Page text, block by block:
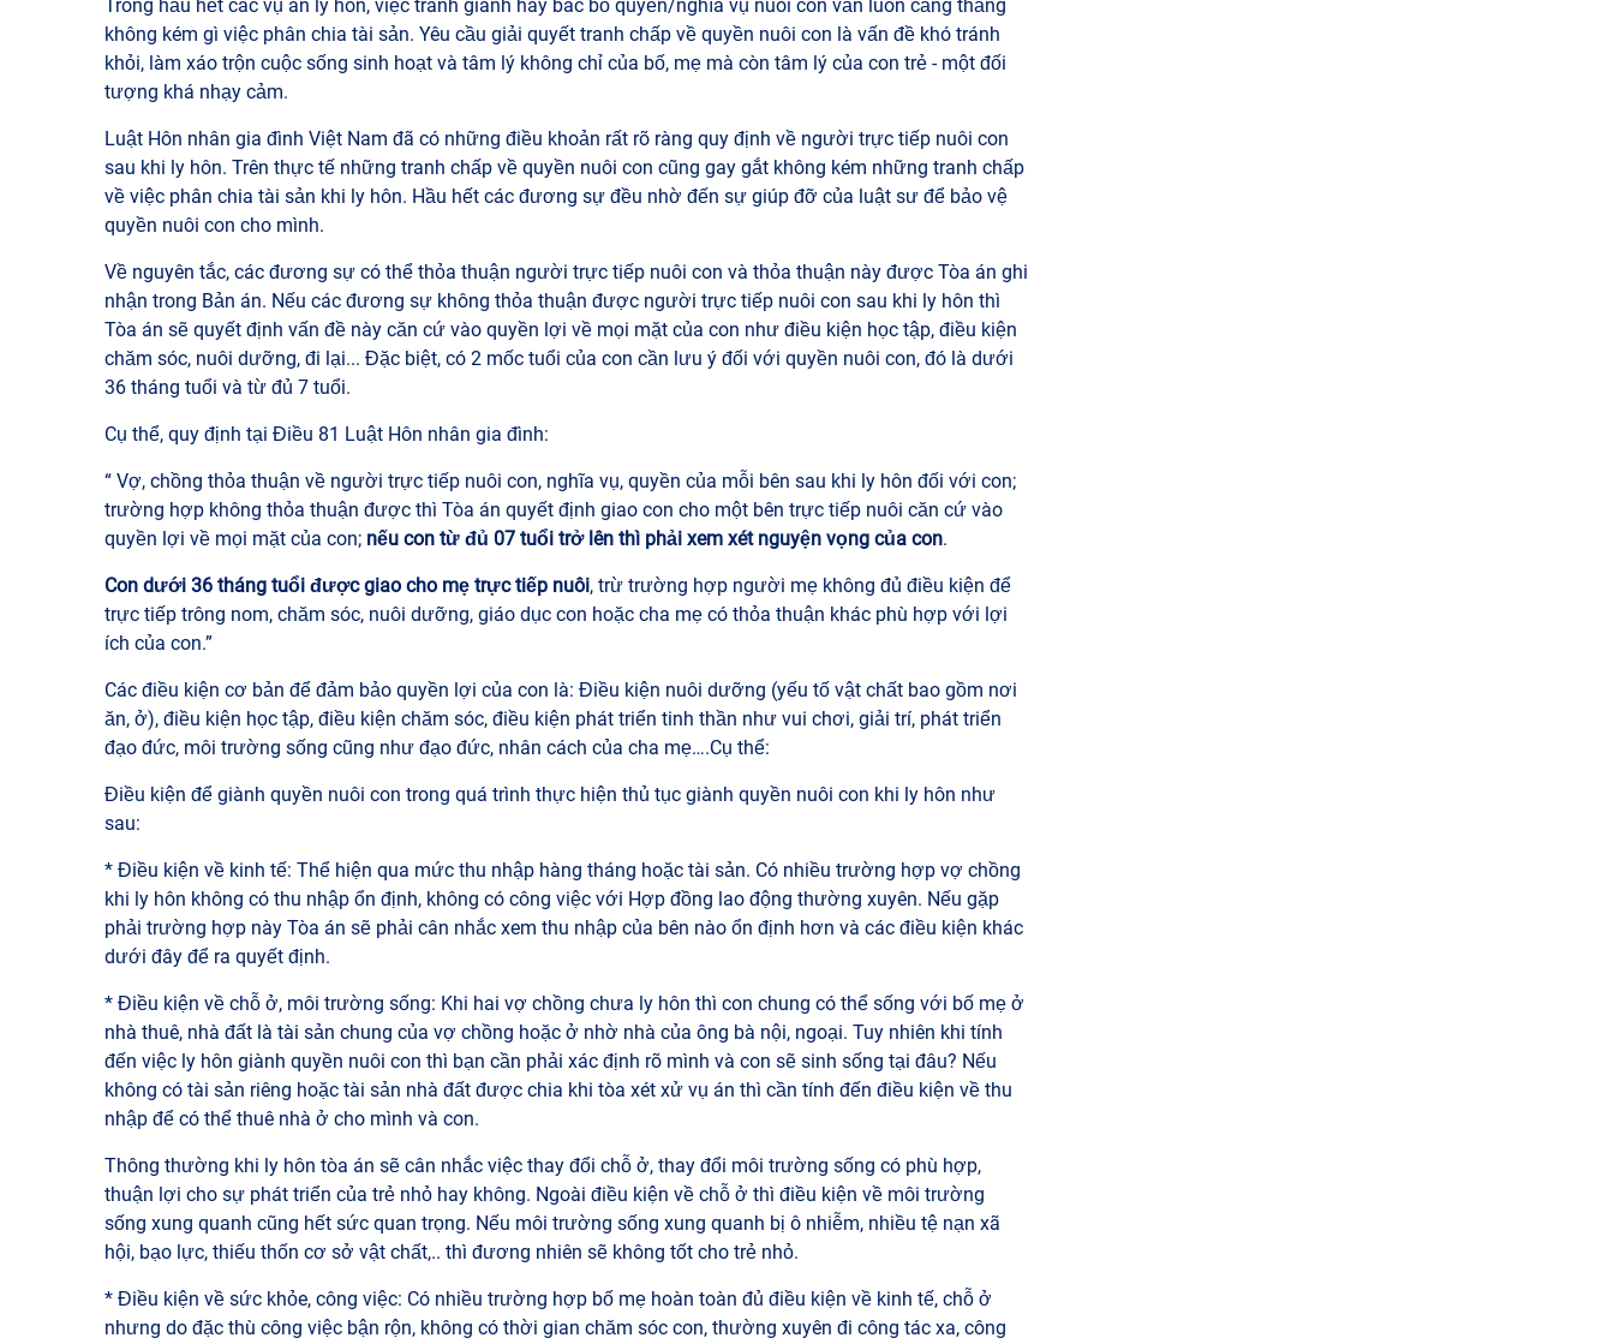
Trong hầu hết các vụ án ly hôn, việc tranh giành hay bác bỏ quyền/nghĩa vụ nuôi con vẫn luôn căng thẳng
không kém gì việc phân chia tài sản. Yêu cầu giải quyết tranh chấp về quyền nuôi con là vấn đề khó tránh
khỏi, làm xáo trộn cuộc sống sinh hoạt và tâm lý không chỉ của bố, mẹ mà còn tâm lý của con trẻ - một đối
tượng khá nhạy cảm.
Luật Hôn nhân gia đình Việt Nam đã có những điều khoản rất rõ ràng quy định về người trực tiếp nuôi con
sau khi ly hôn. Trên thực tế những tranh chấp về quyền nuôi con cũng gay gắt không kém những tranh chấp
về việc phân chia tài sản khi ly hôn. Hầu hết các đương sự đều nhờ đến sự giúp đỡ của luật sư để bảo vệ
quyền nuôi con cho mình.
Về nguyên tắc, các đương sự có thể thỏa thuận người trực tiếp nuôi con và thỏa thuận này được Tòa án ghi
nhận trong Bản án. Nếu các đương sự không thỏa thuận được người trực tiếp nuôi con sau khi ly hôn thì
Tòa án sẽ quyết định vấn đề này căn cứ vào quyền lợi về mọi mặt của con như điều kiện học tập, điều kiện
chăm sóc, nuôi dưỡng, đi lại... Đặc biệt, có 2 mốc tuổi của con cần lưu ý đối với quyền nuôi con, đó là dưới
36 tháng tuổi và từ đủ 7 tuổi.
Cụ thể, quy định tại Điều 81 Luật Hôn nhân gia đình:
“ Vợ, chồng thỏa thuận về người trực tiếp nuôi con, nghĩa vụ, quyền của mỗi bên sau khi ly hôn đối với con;
trường hợp không thỏa thuận được thì Tòa án quyết định giao con cho một bên trực tiếp nuôi căn cứ vào
quyền lợi về mọi mặt của con; nếu con từ đủ 07 tuổi trở lên thì phải xem xét nguyện vọng của con.
Con dưới 36 tháng tuổi được giao cho mẹ trực tiếp nuôi, trừ trường hợp người mẹ không đủ điều kiện để
trực tiếp trông nom, chăm sóc, nuôi dưỡng, giáo dục con hoặc cha mẹ có thỏa thuận khác phù hợp với lợi
ích của con.”
Các điều kiện cơ bản để đảm bảo quyền lợi của con là: Điều kiện nuôi dưỡng (yếu tố vật chất bao gồm nơi
ăn, ở), điều kiện học tập, điều kiện chăm sóc, điều kiện phát triển tinh thần như vui chơi, giải trí, phát triển
đạo đức, môi trường sống cũng như đạo đức, nhân cách của cha mẹ….Cụ thể:
Điều kiện để giành quyền nuôi con trong quá trình thực hiện thủ tục giành quyền nuôi con khi ly hôn như
sau:
* Điều kiện về kinh tế: Thể hiện qua mức thu nhập hàng tháng hoặc tài sản. Có nhiều trường hợp vợ chồng
khi ly hôn không có thu nhập ổn định, không có công việc với Hợp đồng lao động thường xuyên. Nếu gặp
phải trường hợp này Tòa án sẽ phải cân nhắc xem thu nhập của bên nào ổn định hơn và các điều kiện khác
dưới đây để ra quyết định.
* Điều kiện về chỗ ở, môi trường sống: Khi hai vợ chồng chưa ly hôn thì con chung có thể sống với bố mẹ ở
nhà thuê, nhà đất là tài sản chung của vợ chồng hoặc ở nhờ nhà của ông bà nội, ngoại. Tuy nhiên khi tính
đến việc ly hôn giành quyền nuôi con thì bạn cần phải xác định rõ mình và con sẽ sinh sống tại đâu? Nếu
không có tài sản riêng hoặc tài sản nhà đất được chia khi tòa xét xử vụ án thì cần tính đến điều kiện về thu
nhập để có thể thuê nhà ở cho mình và con.
Thông thường khi ly hôn tòa án sẽ cân nhắc việc thay đổi chỗ ở, thay đổi môi trường sống có phù hợp,
thuận lợi cho sự phát triển của trẻ nhỏ hay không. Ngoài điều kiện về chỗ ở thì điều kiện về môi trường
sống xung quanh cũng hết sức quan trọng. Nếu môi trường sống xung quanh bị ô nhiễm, nhiều tệ nạn xã
hội, bạo lực, thiếu thốn cơ sở vật chất,.. thì đương nhiên sẽ không tốt cho trẻ nhỏ.
* Điều kiện về sức khỏe, công việc: Có nhiều trường hợp bố mẹ hoàn toàn đủ điều kiện về kinh tế, chỗ ở
nhưng do đặc thù công việc bận rộn, không có thời gian chăm sóc con, thường xuyên đi công tác xa, công